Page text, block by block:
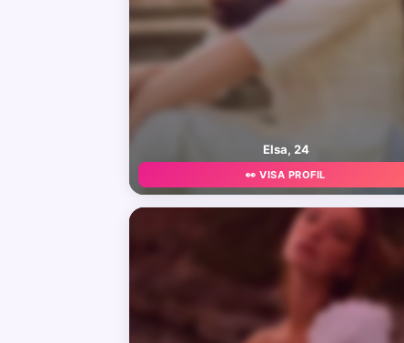
Elsa, 24
👀 VISA PROFIL